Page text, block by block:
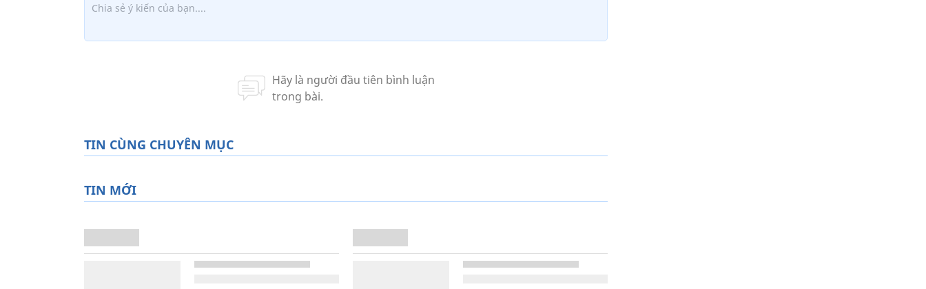
TIN CÙNG CHUYÊN MỤC
TIN MỚI